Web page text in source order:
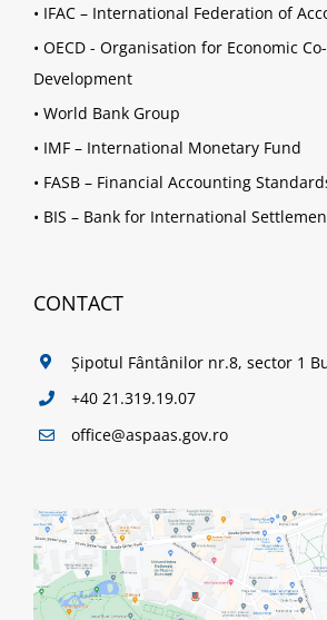
• IFAC – International Federation of
• OECD - Organisation for Economic
Development
• World Bank Group
• IMF – International Monetary Fund
• FASB – Financial Accounting
• BIS – Bank for International
CONTACT
Șipotul Fântânilor nr.8, sector 1
+40 21.319.19.07
office@aspaas.gov.ro